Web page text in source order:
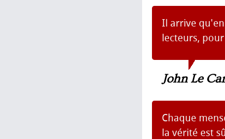
Il arrive
lecteurs,
John Le
Chaque
la vérité est